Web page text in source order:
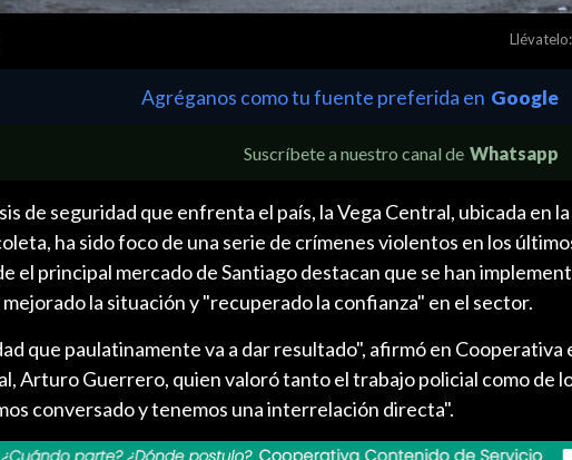
Llévatelo:
Agréganos como tu fuente preferida en Google
Suscríbete a nuestro canal de Whatsapp
de seguridad que enfrenta el país, la Vega Central, ubicada en
ha sido foco de una serie de crímenes violentos en los
el principal mercado de Santiago destacan que se han
la situación y "recuperado la confianza" en el sector.
que paulatinamente va a dar resultado", afirmó en Cooperativa
Arturo Guerrero, quien valoró tanto el trabajo policial como de
conversado y tenemos una interrelación directa".